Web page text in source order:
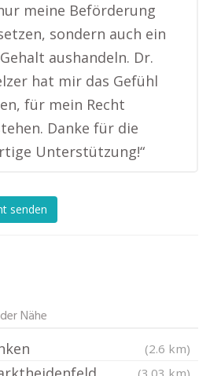
meine Beförderung
sondern auch ein
aushandeln. Dr.
hat mir das Gefühl
für mein Recht
Danke für die
Unterstützung!“
senden
Nähe
(2.6 km)
(3.03 km)